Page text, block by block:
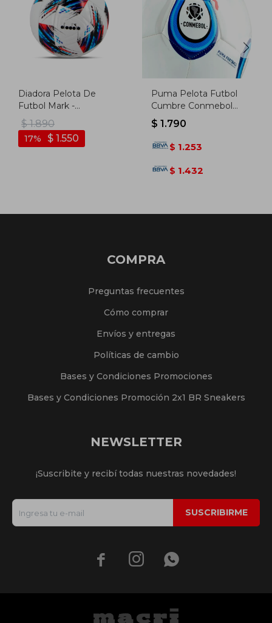
Diadora Pelota De
Futbol Mark -
Blanco/multicolor -
Blanco-multicolor
$ 1.890
$ 1.550
17
Puma Pelota Futbol
Cumbre Conmebol
Libert.ball - Blanco-
multicolor
$ 1.790
$ 1.253
$ 1.432
COMPRA
Preguntas frecuentes
Cómo comprar
Envíos y entregas
Políticas de cambio
Bases y Condiciones Promociones
Bases y Condiciones Promoción 2x1 BR Sneakers
NEWSLETTER
¡Suscribite y recibí todas nuestras novedades!
SUSCRIBIRME
  